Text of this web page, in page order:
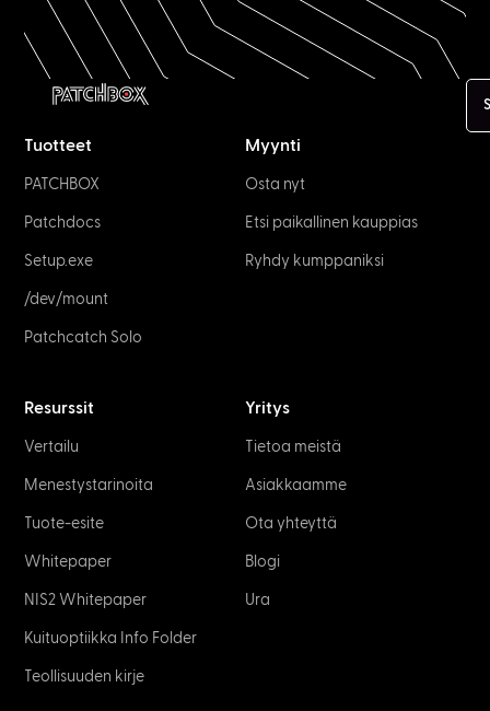
Tuotteet
PATCHBOX
Patchdocs
Setup.exe
/dev/mount
Patchcatch Solo
Myynti
Osta nyt
Etsi paikallinen kauppias
Ryhdy kumppaniksi
Resurssit
Vertailu
Menestystarinoita
Tuote-esite
Whitepaper
NIS2 Whitepaper
Kuituoptiikka Info Folder
Teollisuuden kirje
Yritys
Tietoa meistä
Asiakkaamme
Ota yhteyttä
Blogi
Ura